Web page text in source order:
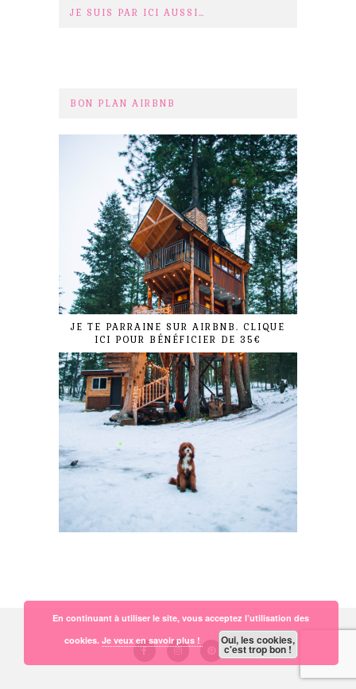
JE SUIS PAR ICI AUSSI…
BON PLAN AIRBNB
JE TE PARRAINE SUR AIRBNB. CLIQUE
ICI POUR BÉNÉFICIER DE 35€
En continuant à utiliser le site, vous acceptez l’utilisation des
cookies. Je veux en savoir plus ! Oui, les cookies,
c'est trop bon !